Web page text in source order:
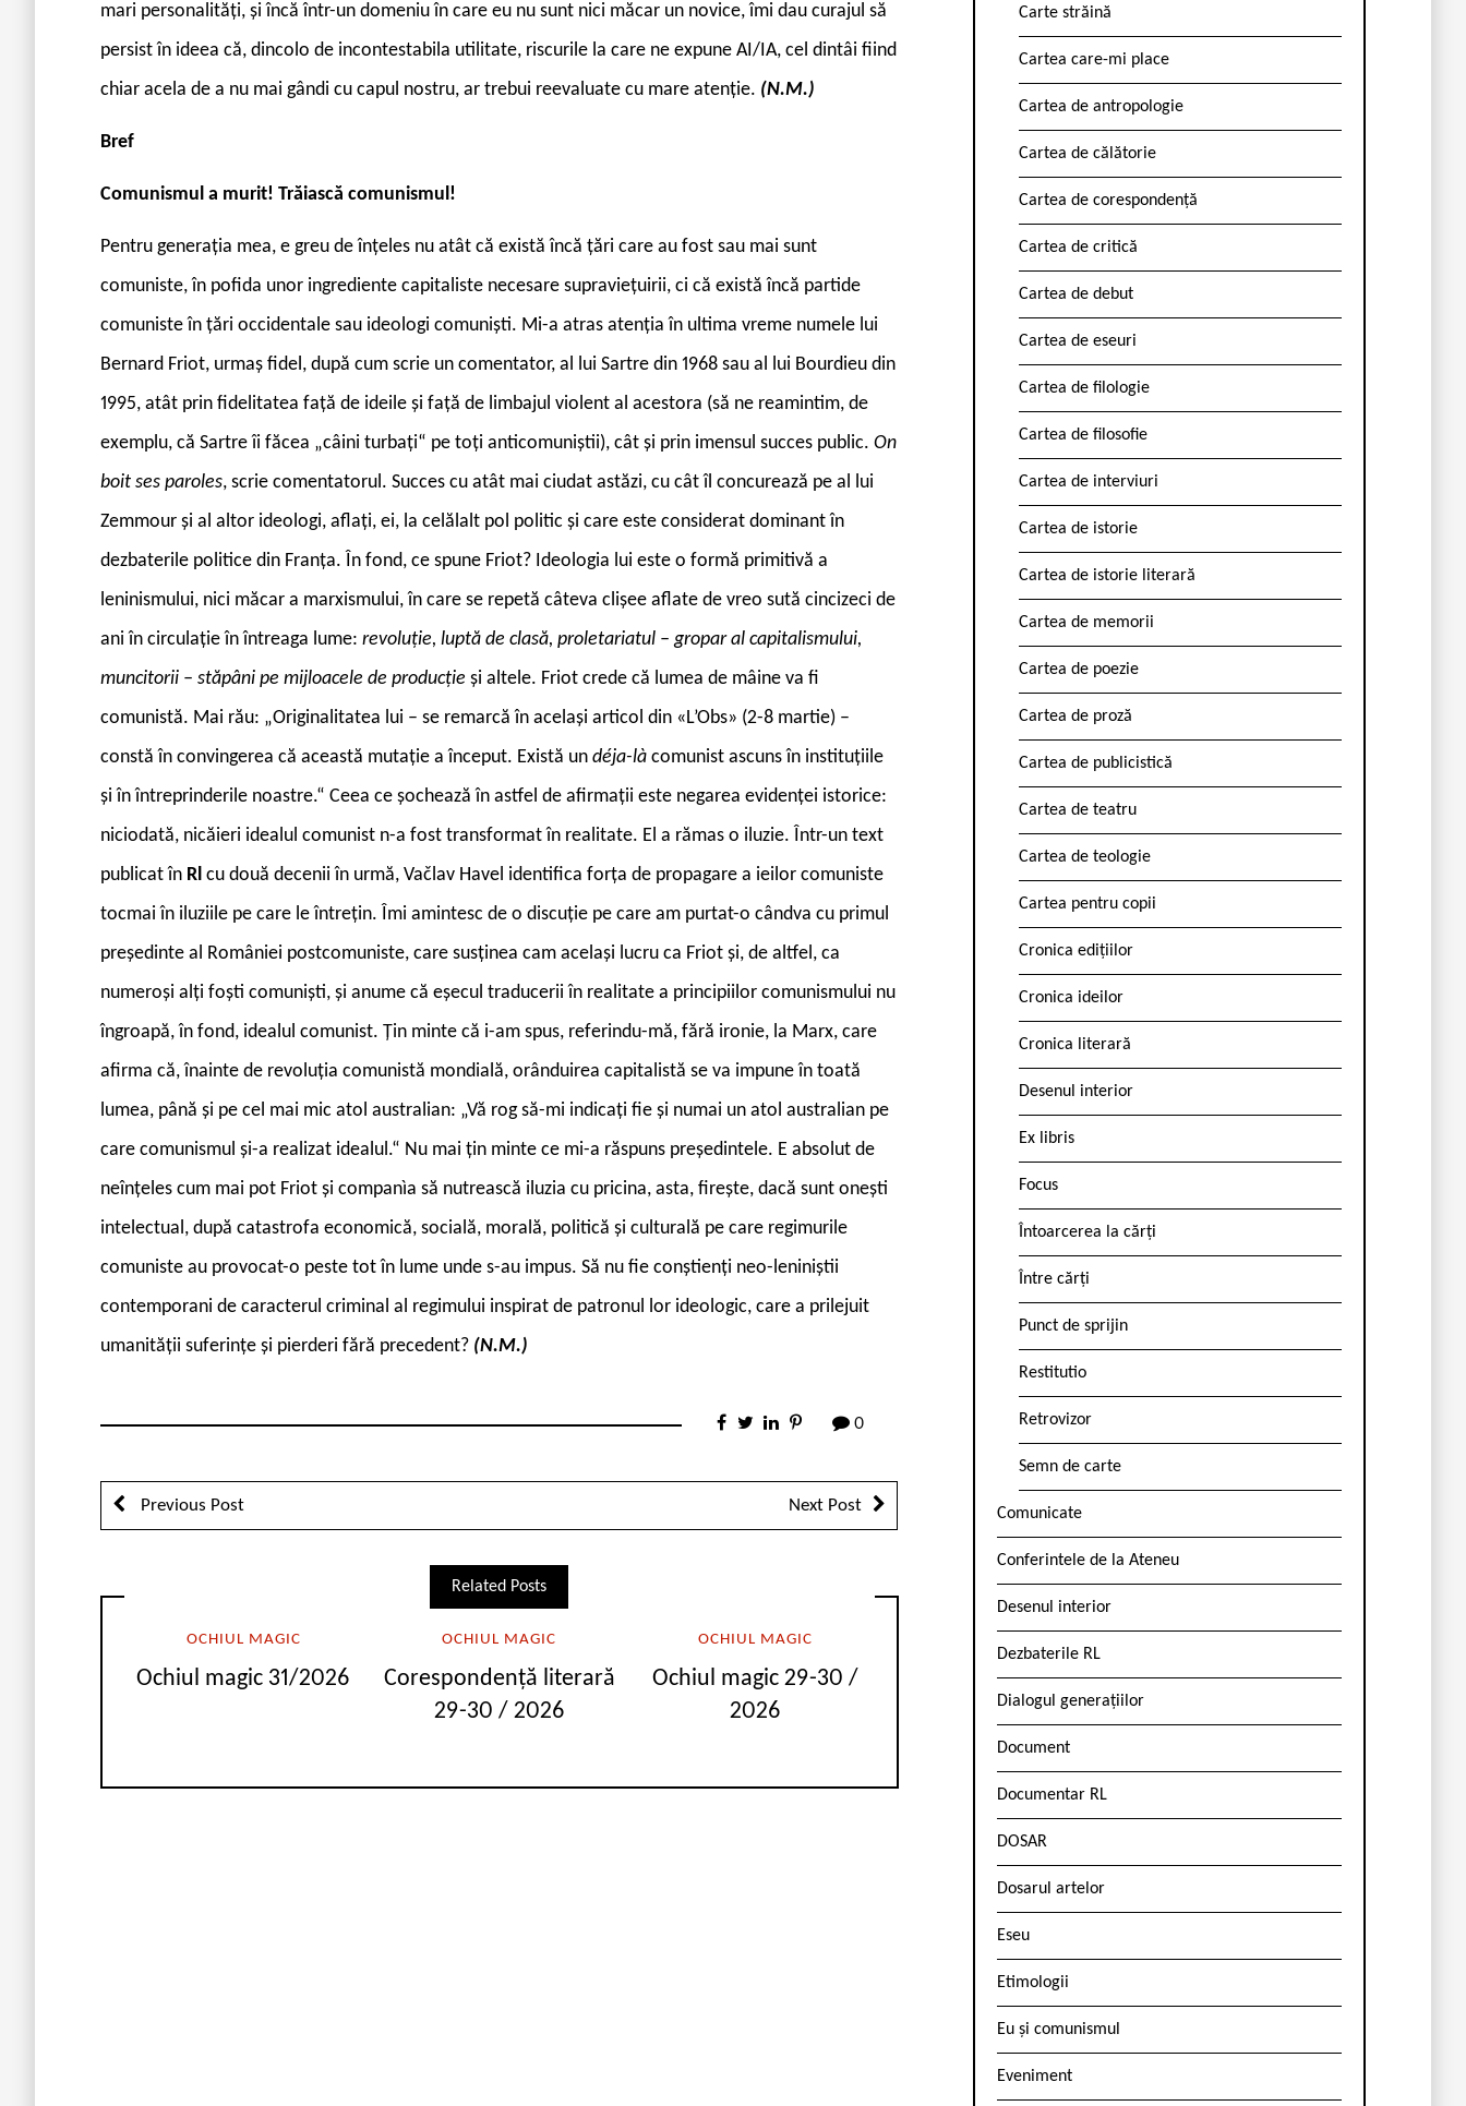
mari personalități, și încă într-un domeniu în care eu nu sunt nici măcar un novice, îmi dau curajul să
persist în ideea că, dincolo de incontestabila utilitate, riscurile la care ne expune AI/IA, cel dintâi fiind
chiar acela de a nu mai gândi cu capul nostru, ar trebui reevaluate cu mare atenție. (N.M.)
Bref
Comunismul a murit! Trăiască comunismul!
Pentru generația mea, e greu de înțeles nu atât că există încă țări care au fost sau mai sunt
comuniste, în pofida unor ingrediente capitaliste necesare supraviețuirii, ci că există încă partide
comuniste în țări occidentale sau ideologi comuniști. Mi-a atras atenția în ultima vreme numele lui
Bernard Friot, urmaș fidel, după cum scrie un comentator, al lui Sartre din 1968 sau al lui Bourdieu din
1995, atât prin fidelitatea față de ideile și față de limbajul violent al acestora (să ne reamintim, de
exemplu, că Sartre îi făcea „câini turbați“ pe toți anticomuniștii), cât și prin imensul succes public. On
boit ses paroles, scrie comentatorul. Succes cu atât mai ciudat astăzi, cu cât îl concurează pe al lui
Zemmour și al altor ideologi, aflați, ei, la celălalt pol politic și care este considerat dominant în
dezbaterile politice din Franța. În fond, ce spune Friot? Ideologia lui este o formă primitivă a
leninismului, nici măcar a marxismului, în care se repetă câteva clișee aflate de vreo sută cincizeci de
ani în circulație în întreaga lume: revoluție, luptă de clasă, proletariatul – gropar al capitalismului,
muncitorii – stăpâni pe mijloacele de producție și altele. Friot crede că lumea de mâine va fi
comunistă. Mai rău: „Originalitatea lui – se remarcă în același articol din «L’Obs» (2-8 martie) –
constă în convingerea că această mutație a început. Există un déja-là comunist ascuns în instituțiile
și în întreprinderile noastre.“ Ceea ce șochează în astfel de afirmații este negarea evidenței istorice:
niciodată, nicăieri idealul comunist n-a fost transformat în realitate. El a rămas o iluzie. Într-un text
publicat în Rl cu două decenii în urmă, Vačlav Havel identifica forța de propagare a ieilor comuniste
tocmai în iluziile pe care le întrețin. Îmi amintesc de o discuție pe care am purtat-o cândva cu primul
președinte al României postcomuniste, care susținea cam același lucru ca Friot și, de altfel, ca
numeroși alți foști comuniști, și anume că eșecul traducerii în realitate a principiilor comunismului nu
îngroapă, în fond, idealul comunist. Țin minte că i-am spus, referindu-mă, fără ironie, la Marx, care
afirma că, înainte de revoluția comunistă mondială, orânduirea capitalistă se va impune în toată
lumea, până și pe cel mai mic atol australian: „Vă rog să-mi indicați fie și numai un atol australian pe
care comunismul și-a realizat idealul.“ Nu mai țin minte ce mi-a răspuns președintele. E absolut de
neînțeles cum mai pot Friot și companìa să nutrească iluzia cu pricina, asta, firește, dacă sunt onești
intelectual, după catastrofa economică, socială, morală, politică și culturală pe care regimurile
comuniste au provocat-o peste tot în lume unde s-au impus. Să nu fie conștienți neo-leniniștii
contemporani de caracterul criminal al regimului inspirat de patronul lor ideologic, care a prilejuit
umanității suferințe și pierderi fără precedent? (N.M.)
0
Previous Post Next Post
Related Posts
OCHIUL MAGIC
Ochiul magic 31/2026
OCHIUL MAGIC
Corespondență literară
29-30 / 2026
OCHIUL MAGIC
Ochiul magic 29-30 /
2026
Carte străină
Cartea care-mi place
Cartea de antropologie
Cartea de călătorie
Cartea de corespondență
Cartea de critică
Cartea de debut
Cartea de eseuri
Cartea de filologie
Cartea de filosofie
Cartea de interviuri
Cartea de istorie
Cartea de istorie literară
Cartea de memorii
Cartea de poezie
Cartea de proză
Cartea de publicistică
Cartea de teatru
Cartea de teologie
Cartea pentru copii
Cronica edițiilor
Cronica ideilor
Cronica literară
Desenul interior
Ex libris
Focus
Întoarcerea la cărți
Între cărți
Punct de sprijin
Restitutio
Retrovizor
Semn de carte
Comunicate
Conferintele de la Ateneu
Desenul interior
Dezbaterile RL
Dialogul generațiilor
Document
Documentar RL
DOSAR
Dosarul artelor
Eseu
Etimologii
Eu și comunismul
Eveniment